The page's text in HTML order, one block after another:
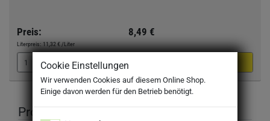
Preis: 8,49 €
Literpreis: 11,32 €/Liter
Produktbeschreibung
Cookie Einstellungen
Wir verwenden Cookies auf diesem Online Shop.
Einige davon werden für den Betrieb benötigt.